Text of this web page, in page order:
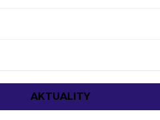
AKTUALITY